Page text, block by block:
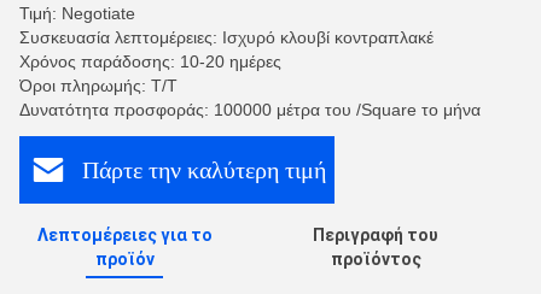
Τιμή: Negotiate
Συσκευασία λεπτομέρειες: Ισχυρό κλουβί κοντραπλακέ
Χρόνος παράδοσης: 10-20 ημέρες
Όροι πληρωμής: Τ/Τ
Δυνατότητα προσφοράς: 100000 μέτρα του /Square το μήνα
Πάρτε την καλύτερη τιμή
Λεπτομέρειες για το
προϊόν
Περιγραφή του
προϊόντος